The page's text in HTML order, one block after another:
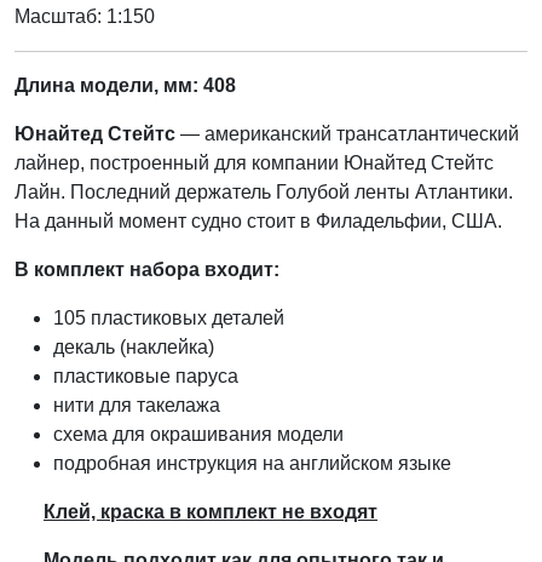
Масштаб: 1:150
Длина модели, мм: 408
Юнайтед Стейтс — американский трансатлантический
лайнер, построенный для компании Юнайтед Стейтс
Лайн. Последний держатель Голубой ленты Атлантики.
На данный момент судно стоит в Филадельфии, США.
В комплект набора входит:
105 пластиковых деталей
декаль (наклейка)
пластиковые паруса
нити для такелажа
схема для окрашивания модели
подробная инструкция на английском языке
Клей, краска в комплект не входят